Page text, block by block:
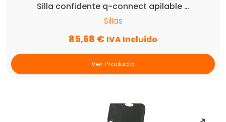
cantidadSilla confidente q-connect apilable …
Sillas
85,68 € IVA Incluido
Ver Producto